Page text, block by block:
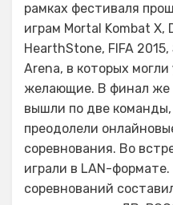
рамках фестиваля
играм Mortal Kombat X,
HearthStone, FIFA
Arena, в которых могли
желающие. В финал же
вышли по две
преодолели
соревнования. Во
играли в LAN-
соревнований